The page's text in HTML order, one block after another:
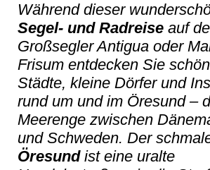
Während dieser
Segel- und Radreise auf
Großsegler Antigua oder
Frisum entdecken Sie
Städte, kleine Dörfer und
rund um und im Öresund –
Meerenge zwischen
und Schweden. Der
Öresundist eine uralte